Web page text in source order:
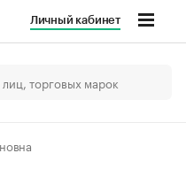
Личный кабинет